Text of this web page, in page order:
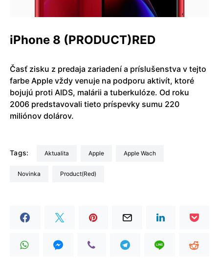
iPhone 8 (PRODUCT)RED
Časť zisku z predaja zariadení a príslušenstva v tejto
farbe Apple vždy venuje na podporu aktivít, ktoré
bojujú proti AIDS, malárii a tuberkulóze. Od roku
2006 predstavovali tieto príspevky sumu 220
miliónov dolárov.
Tags: aktualita Apple Apple Wach
Novinka Product(Red)